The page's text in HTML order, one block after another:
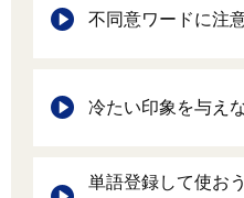
不同意ワードに注
冷たい印象を与え
単語登録して使お